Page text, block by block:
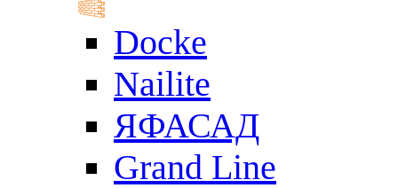
Docke
Nailite
ЯФАСАД
Grand Line